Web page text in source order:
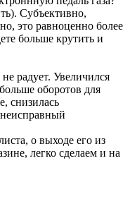
Субъективно,
это равноценно более
больше крутить и
радует. Увеличился
оборотов для
снизилась
о выходе его из
легко сделаем и на